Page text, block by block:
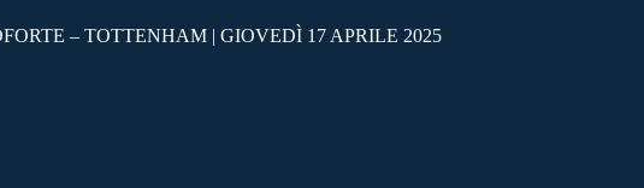
– TOTTENHAM | GIOVEDÌ 17 APRILE 2025